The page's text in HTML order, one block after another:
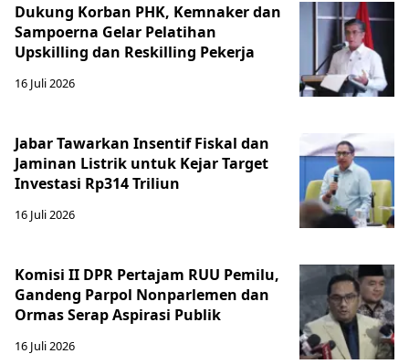
Dukung Korban PHK, Kemnaker dan
Sampoerna Gelar Pelatihan
Upskilling dan Reskilling Pekerja
16 Juli 2026
Jabar Tawarkan Insentif Fiskal dan
Jaminan Listrik untuk Kejar Target
Investasi Rp314 Triliun
16 Juli 2026
Komisi II DPR Pertajam RUU Pemilu,
Gandeng Parpol Nonparlemen dan
Ormas Serap Aspirasi Publik
16 Juli 2026